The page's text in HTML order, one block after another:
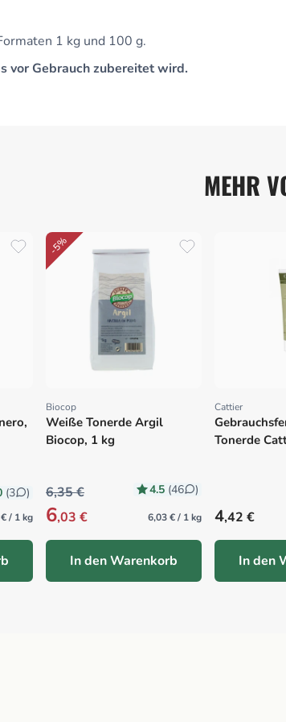
1 kg und 100 g.
vor Gebrauch zubereitet wird.
MEHR
(3 )
/ 1 kg
-5%
Proveedor:
Biocop
Weiße Tonerde Argil
Biocop, 1 kg
4.5 (46 )
6,35 €
6,03 € 6,03 € / 1 kg
In den Warenkorb
Proveedor:
Cattier
Tonerde
Precio
4,42 €
In den